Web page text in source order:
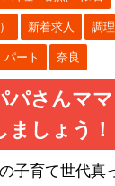
新着求人 調
パート 奈良
パさんマ
ましょう
子育て世代真